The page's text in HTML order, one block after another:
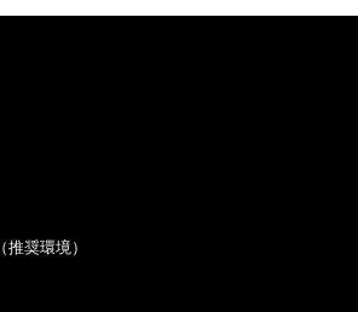
奨環境）